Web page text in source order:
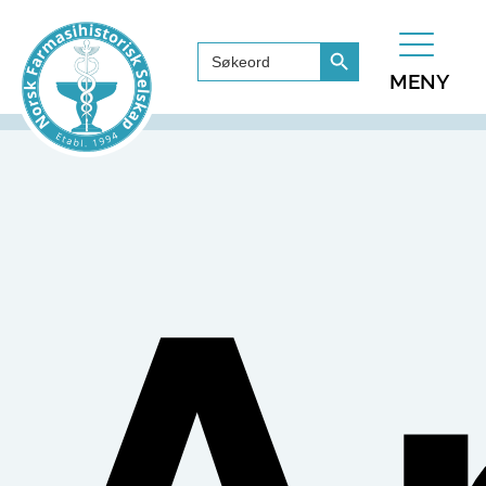
Search
for:
Search Button
MENY